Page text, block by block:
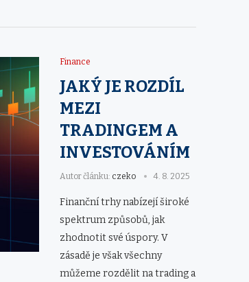
Finance
JAKÝ JE ROZDÍL
MEZI
TRADINGEM A
INVESTOVÁNÍM
Autor článku: czeko 4. 8. 2025
Finanční trhy nabízejí široké
spektrum způsobů, jak
zhodnotit své úspory. V
zásadě je však všechny
můžeme rozdělit na trading a